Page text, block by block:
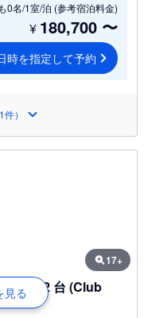
見る
0名/1室/泊 (参考宿泊料金)
¥ 180,700 〜
時を指定して予約
）
17+
ッド 2 台 (Club